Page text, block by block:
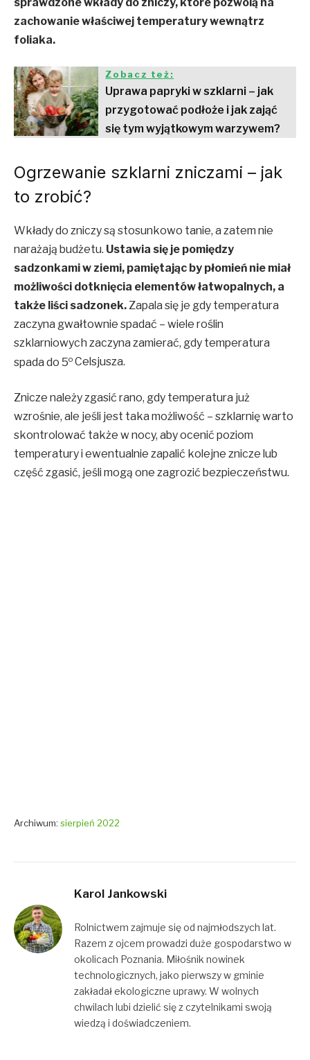
sprawdzone wkłady do zniczy, które pozwolą na
zachowanie właściwej temperatury wewnątrz
foliaka.
Zobacz też:
Uprawa papryki w szklarni – jak
przygotować podłoże i jak zająć
się tym wyjątkowym warzywem?
Ogrzewanie szklarni zniczami – jak
to zrobić?
Wkłady do zniczy są stosunkowo tanie, a zatem nie
narażają budżetu. Ustawia się je pomiędzy
sadzonkami w ziemi, pamiętając by płomień nie miał
możliwości dotknięcia elementów łatwopalnych, a
także liści sadzonek.Zapala się je gdy temperatura
zaczyna gwałtownie spadać – wiele roślin
szklarniowych zaczyna zamierać, gdy temperatura
spada do 5o Celsjusza.
Znicze należy zgasić rano, gdy temperatura już
wzrośnie, ale jeśli jest taka możliwość – szklarnię warto
skontrolować także w nocy, aby ocenić poziom
temperatury i ewentualnie zapalić kolejne znicze lub
część zgasić, jeśli mogą one zagrozić bezpieczeństwu.
Archiwum: sierpień 2022
Karol Jankowski
Rolnictwem zajmuje się od najmłodszych lat.
Razem z ojcem prowadzi duże gospodarstwo w
okolicach Poznania. Miłośnik nowinek
technologicznych, jako pierwszy w gminie
zakładał ekologiczne uprawy. W wolnych
chwilach lubi dzielić się z czytelnikami swoją
wiedzą i doświadczeniem.